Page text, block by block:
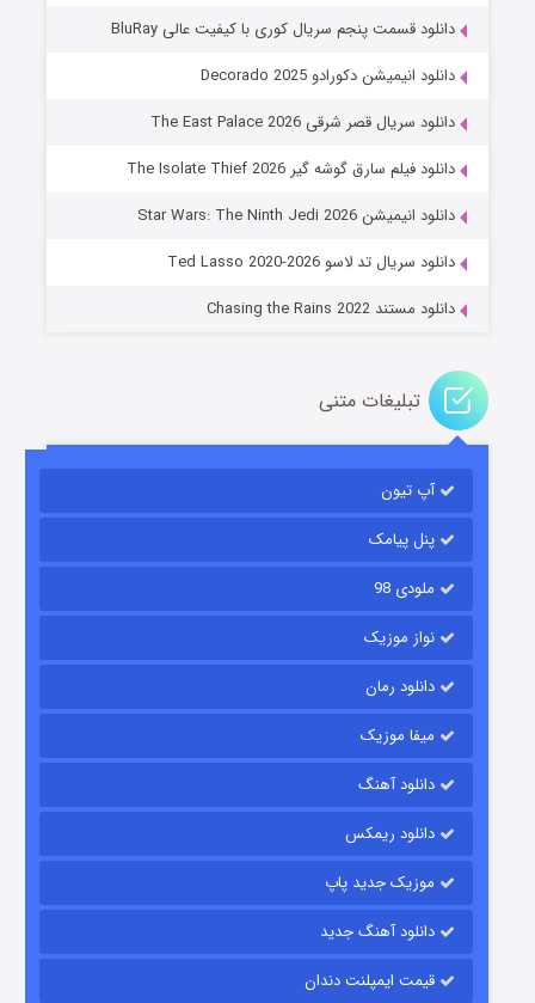
جادوگری در مغولستان
قسمت ۱۴ (زیرنویس) منتشر شد
قسمت
دانلود قسمت پنجم سریال کوری با کیفیت عالی BluRay
دانلود انیمیشن دکورادو Decorado 2025
دانلود سریال قصر شرقی The East Palace 2026
دانلود فیلم سارق گوشه گیر The Isolate Thief 2026
دانلود انیمیشن Star Wars: The Ninth Jedi 2026
دانلود سریال تد لاسو Ted Lasso 2020-2026
دانلود مستند Chasing the Rains 2022
تبلیغات متنی
آپ تیون
پنل پیامک
ملودی 98
نواز موزیک
دانلود رمان
میفا موزیک
دانلود آهنگ
دانلود ریمکس
موزیک جدید پاپ
دانلود آهنگ جدید
قیمت ایمپلنت دندان